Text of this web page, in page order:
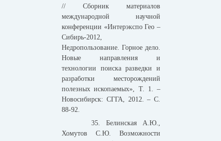
// Сборник материалов
международной научной
конференции «Интерэкспо Гео –
Сибирь-2012,
Недропользование. Горное дело.
Новые направления и
технологии поиска разведки и
разработки месторождений
полезных ископаемых», Т. 1. –
Новосибирск: СГГА, 2012. – С.
88-92.
35. Белинская А.Ю.,
Хомутов С.Ю. Возможности